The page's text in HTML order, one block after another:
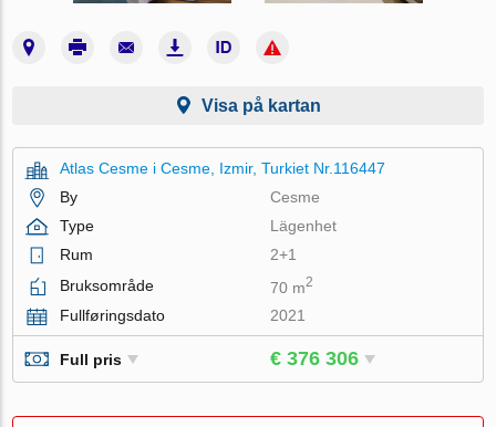
Visa på kartan
Atlas Cesme i Cesme, Izmir, Turkiet Nr.116447
By
Cesme
Type
Lägenhet
Rum
2+1
Bruksområde
70 m2
Fullføringsdato 2021
Full pris € 376 306